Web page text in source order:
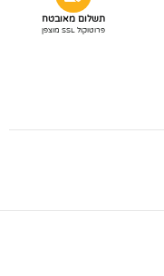
תשלום מאובטח
פרוטוקול SSL מוצפן